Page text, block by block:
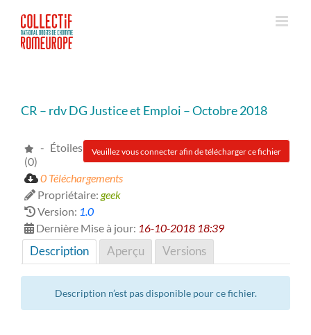
contenu
CR – rdv DG Justice et Emploi – Octobre 2018
Veuillez vous connecter afin de télécharger ce fichier
- Étoiles
(0)
0 Téléchargements
Propriétaire: geek
Version: 1.0
Dernière Mise à jour: 16-10-2018 18:39
Description Aperçu Versions
Description n’est pas disponible pour ce fichier.